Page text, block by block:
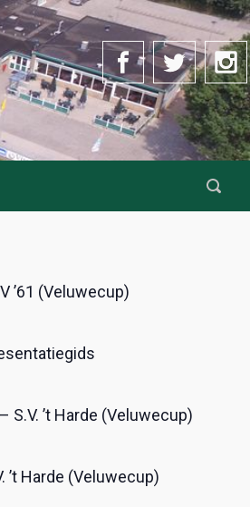
’61 (Veluwecup)
S.V. ’t Harde (Veluwecup)
’t Harde (Veluwecup)